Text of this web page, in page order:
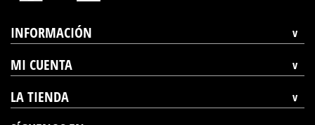
INFORMACIÓN
MI CUENTA
LA TIENDA